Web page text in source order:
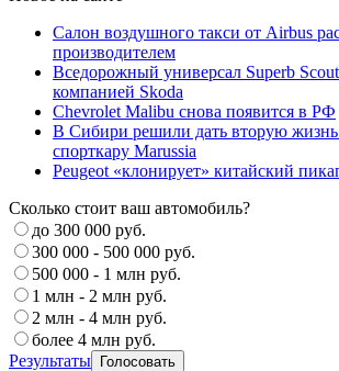
Салон воздушного такси от Airbus
производителем
Вседорожный универсал Superb
компанией Skoda
Chevrolet Malibu снова появится в РФ
В Сибири решили дать вторую жизнь
спорткару Marussia
Peugeot «клонирует» китайский
Сколько стоит ваш автомобиль?
до 300 000 руб.
300 000 - 500 000 руб.
500 000 - 1 млн руб.
1 млн - 2 млн руб.
2 млн - 4 млн руб.
более 4 млн руб.
Результаты